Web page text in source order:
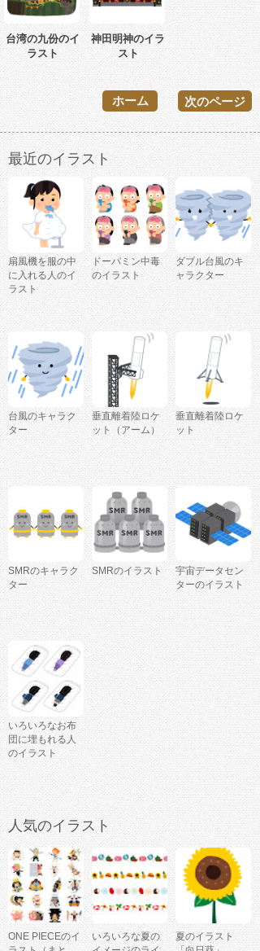
台湾の九份のイ
ラスト
神田明神のイラ
スト
次のページ
ホーム
最近のイラスト
扇風機を服の中
に入れる人のイ
ラスト
ドーパミン中毒
のイラスト
ダブル台風のキ
ャラクター
台風のキャラク
ター
垂直離着陸ロケ
ット（アーム）
垂直離着陸ロケ
ット
SMRのキャラク
ター
SMRのイラスト
宇宙データセン
ターのイラスト
いろいろなお布
団に埋もれる人
のイラスト
人気のイラスト
ONE PIECEのイ
いろいろな夏の
夏のイラスト